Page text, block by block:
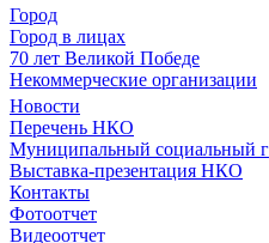
Город
Город в лицах
70 лет Великой Победе
Некоммерческие организации
Новости
Перечень НКО
Муниципальный социальный
Выставка-презентация НКО
Контакты
Фотоотчет
Видеоотчет